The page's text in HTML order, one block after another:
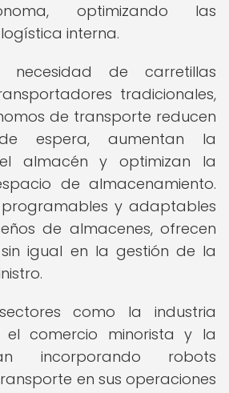
optimizando las
interna.
de carretillas
tradicionales,
de transporte reducen
espera, aumentan la
almacén y optimizan la
de almacenamiento.
y adaptables
de almacenes, ofrecen
igual en la gestión de la
como la industria
el comercio minorista y la
incorporando robots
en sus operaciones